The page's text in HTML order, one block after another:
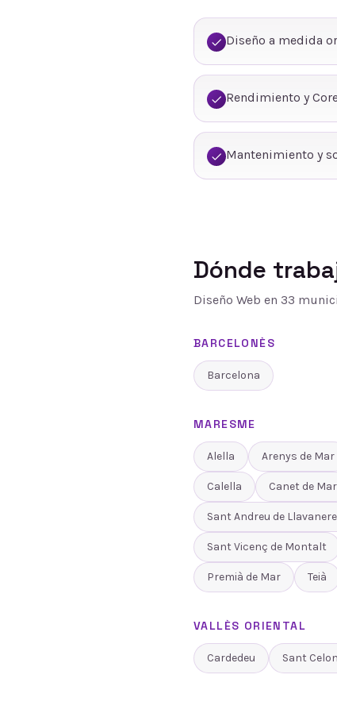
Diseño a medida
Rendimiento y
Mantenimiento y
Dónde
Diseño Web en 33
BARCELONÈS
Barcelona
MARESME
Alella Arenys de Mar
Calella Canet de Mar
Sant Andreu de
Sant Vicenç de Montalt
Premià de Mar Teià
VALLÈS ORIENTAL
Cardedeu Sant